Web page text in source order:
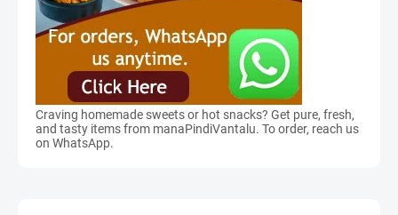
Craving homemade sweets or hot snacks? Get pure, fresh,
and tasty items from manaPindiVantalu. To order, reach us
on WhatsApp.